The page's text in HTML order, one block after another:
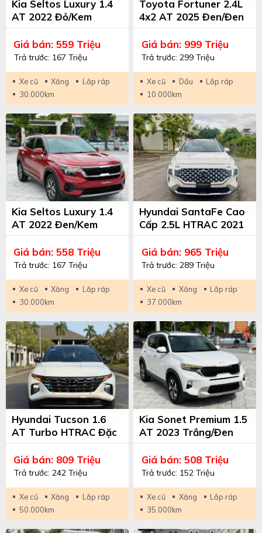
Kia Seltos Luxury 1.4
AT 2022 Đỏ/Kem
Giá bán: 559 Triệu
Trả trước: 167 Triệu
Xe cũ Xăng
Lắp ráp
30.000km
Toyota Fortuner 2.4L
4x2 AT 2025 Đen/Đen
Giá bán: 999 Triệu
Trả trước: 299 Triệu
Xe cũ Dầu
Lắp ráp
10.000km
Kia Seltos Luxury 1.4
AT 2022 Đen/Kem
Giá bán: 558 Triệu
Trả trước: 167 Triệu
Xe cũ Xăng
Lắp ráp
30.000km
Hyundai SantaFe Cao
Cấp 2.5L HTRAC 2021
Trắng/Nâu
Giá bán: 965 Triệu
Trả trước: 289 Triệu
Xe cũ Xăng
Lắp ráp
37.000km
Hyundai Tucson 1.6
AT Turbo HTRAC Đặc
Biệt 2023 Trắng/Nâu
Giá bán: 809 Triệu
Trả trước: 242 Triệu
Xe cũ Xăng
Lắp ráp
50.000km
Kia Sonet Premium 1.5
AT 2023 Trắng/Đen
Giá bán: 508 Triệu
Trả trước: 152 Triệu
Xe cũ Xăng
Lắp ráp
35.000km